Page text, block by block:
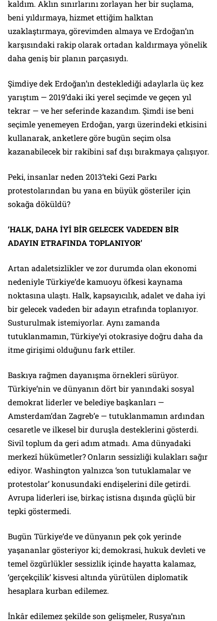
kaldım. Aklın sınırlarını zorlayan her bir suçlama,
beni yıldırmaya, hizmet ettiğim halktan
uzaklaştırmaya, görevimden almaya ve Erdoğan’ın
karşısındaki rakip olarak ortadan kaldırmaya yönelik
daha geniş bir planın parçasıydı.
Şimdiye dek Erdoğan’ın desteklediği adaylarla üç kez
yarıştım — 2019’daki iki yerel seçimde ve geçen yıl
tekrar — ve her seferinde kazandım. Şimdi ise beni
seçimle yenemeyen Erdoğan, yargı üzerindeki etkisini
kullanarak, anketlere göre bugün seçim olsa
kazanabilecek bir rakibini saf dışı bırakmaya çalışıyor.
Peki, insanlar neden 2013’teki Gezi Parkı
protestolarından bu yana en büyük gösteriler için
sokağa döküldü?
‘HALK, DAHA İYİ BİR GELECEK VADEDEN BİR
ADAYIN ETRAFINDA TOPLANIYOR’
Artan adaletsizlikler ve zor durumda olan ekonomi
nedeniyle Türkiye’de kamuoyu öfkesi kaynama
noktasına ulaştı. Halk, kapsayıcılık, adalet ve daha iyi
bir gelecek vadeden bir adayın etrafında toplanıyor.
Susturulmak istemiyorlar. Aynı zamanda
tutuklanmamın, Türkiye’yi otokrasiye doğru daha da
itme girişimi olduğunu fark ettiler.
Baskıya rağmen dayanışma örnekleri sürüyor.
Türkiye’nin ve dünyanın dört bir yanındaki sosyal
demokrat liderler ve belediye başkanları —
Amsterdam’dan Zagreb’e — tutuklanmamın ardından
cesaretle ve ilkesel bir duruşla desteklerini gösterdi.
Sivil toplum da geri adım atmadı. Ama dünyadaki
merkezî hükümetler? Onların sessizliği kulakları sağır
ediyor. Washington yalnızca ‘son tutuklamalar ve
protestolar’ konusundaki endişelerini dile getirdi.
Avrupa liderleri ise, birkaç istisna dışında güçlü bir
tepki göstermedi.
Bugün Türkiye’de ve dünyanın pek çok yerinde
yaşananlar gösteriyor ki; demokrasi, hukuk devleti ve
temel özgürlükler sessizlik içinde hayatta kalamaz,
‘gerçekçilik’ kisvesi altında yürütülen diplomatik
hesaplara kurban edilemez.
İnkâr edilemez şekilde son gelişmeler, Rusya’nın